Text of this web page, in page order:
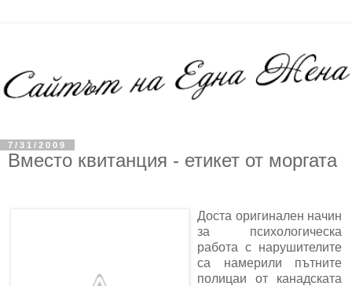
7/31/2009
Вместо квитанция - етикет от моргата
Доста оригинален начин
за психологическа
работа с нарушителите
са намерили пътните
полицаи от канадската